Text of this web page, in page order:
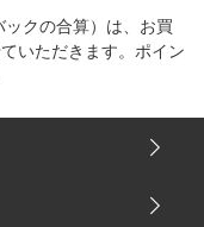
クの合算）は、お買
いただきます。ポイン